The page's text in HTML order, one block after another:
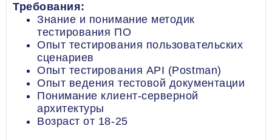
Требования:
Знание и понимание методик
тестирования ПО
Опыт тестирования пользовательских
сценариев
Опыт тестирования API (Postman)
Опыт ведения тестовой документации
Понимание клиент-серверной
архитектуры
Возраст от 18-25